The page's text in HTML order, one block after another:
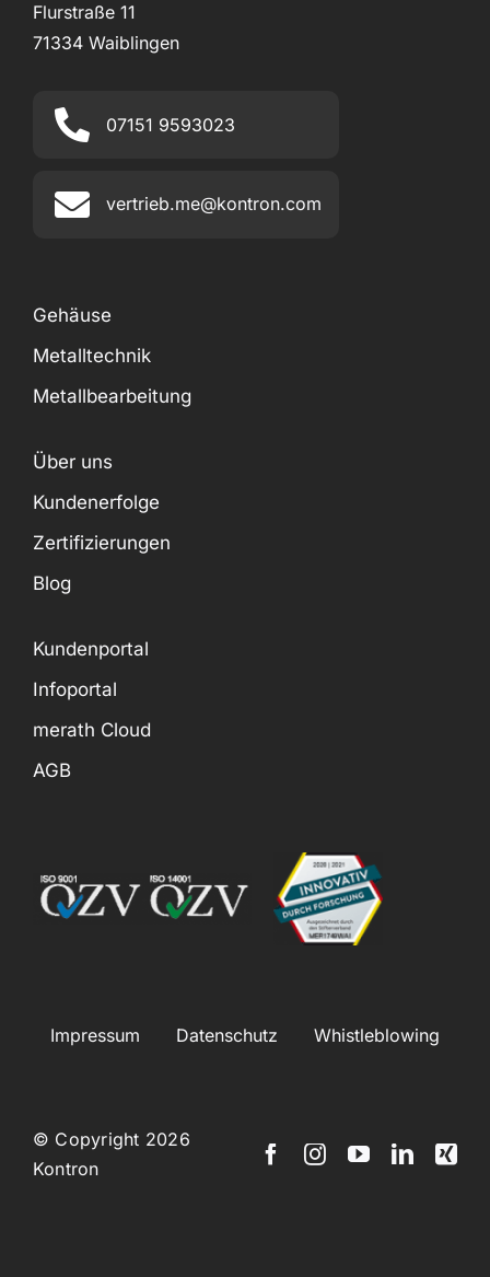
Flurstraße 11
71334 Waiblingen
07151 9593023
vertrieb.me@kontron.com
Gehäuse
Metalltechnik
Metallbearbeitung
Über uns
Kundenerfolge
Zertifizierungen
Blog
Kundenportal
Infoportal
merath Cloud
AGB
© Copyright 2026
Kontron
Impressum Datenschutz Whistleblowing